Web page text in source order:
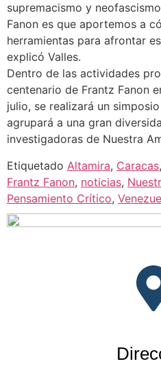
supremacismo y
Fanon es que aportemos a
herramientas para afrontar
explicó Valles.
Dentro de las actividades
centenario de Frantz Fanon
julio, se realizará un
agrupará a una gran
investigadoras de Nuestra
Etiquetado Altamira, Caracas,
Frantz Fanon, noticias,
Pensamiento Crítico,